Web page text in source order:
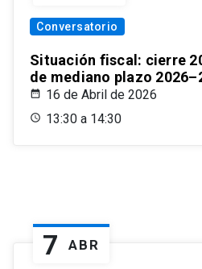
Conversatorio
Situación fiscal: cierre
de mediano plazo
16 de Abril de 2026
13:30 a 14:30
7 ABR